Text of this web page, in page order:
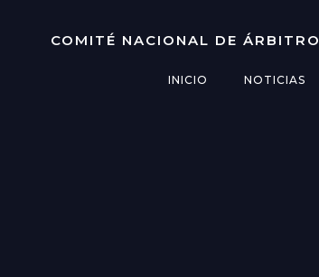
COMITÉ NACIONAL DE
INICIO NOTICIAS